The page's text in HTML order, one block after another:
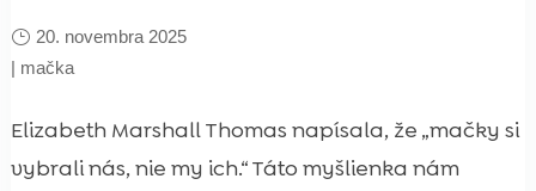
20. novembra 2025
| mačka
Elizabeth Marshall Thomas napísala, že „mačky si
vybrali nás, nie my ich.“ Táto myšlienka nám